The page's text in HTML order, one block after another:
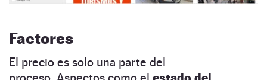
Factores
El precio es solo una parte del